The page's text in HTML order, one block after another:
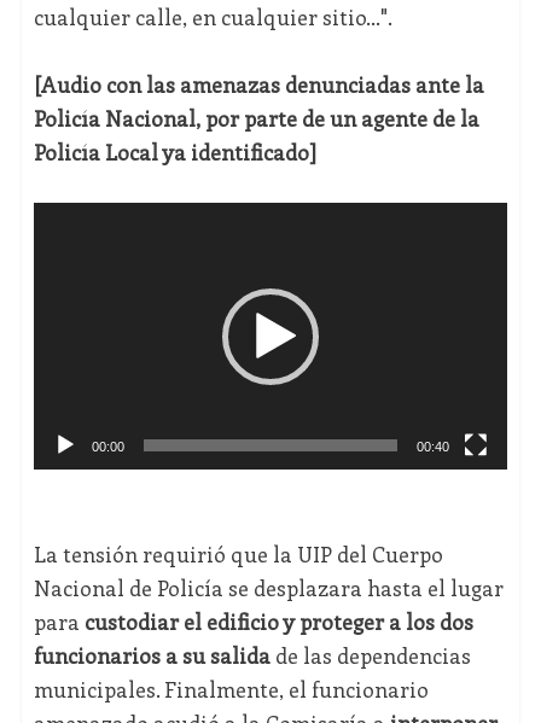
cualquier calle, en cualquier sitio...".
[Audio con las amenazas denunciadas ante la
Policía Nacional, por parte de un agente de la
Policía Local ya identificado]
00:00 00:40
La tensión requirió que la UIP del Cuerpo
Nacional de Policía se desplazara hasta el lugar
para custodiar el edificio y proteger a los dos
funcionarios a su salidade las dependencias
municipales. Finalmente, el funcionario